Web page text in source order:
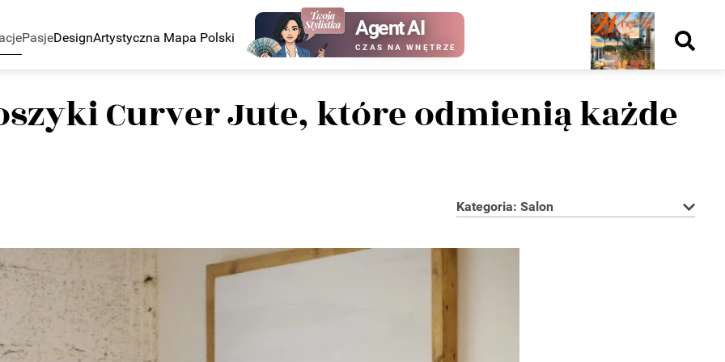
PasjeDesignArtystyczna Mapa Polski Agent AI
CZAS NA WNĘTRZE
Nowy
numer
Wydanie cyfrowe
Curver Jute, które odmienią każde
Kategoria: Salon